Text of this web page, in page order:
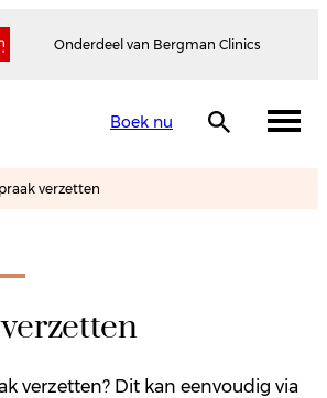
Onderdeel van Bergman Clinics
Boek nu
verzetten
verzetten? Dit kan eenvoudig via